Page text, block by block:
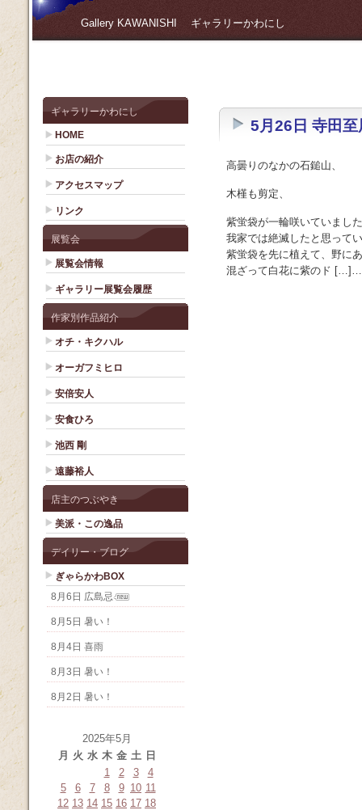
Gallery KAWANISHI ギャラリーかわにし
ギャラリーかわにし
HOME
お店の紹介
アクセスマップ
リンク
展覧会
展覧会情報
ギャラリー展覧会履歴
作家別作品紹介
オチ・キクハル
オーガフミヒロ
安倍安人
安食ひろ
池西 剛
遠藤裕人
店主のつぶやき
美派・この逸品
デイリー・ブログ
ぎゃらかわBOX
8月6日 広島忌
8月5日 暑い！
8月4日 喜雨
8月3日 暑い！
8月2日 暑い！
2025年5月
月
火 水 木 金 土 日
1 2 3
4
5
6 7 8 9 10 11
12 13 14 15 16 17 18
5月26日 寺田至
高曇りのなかの石鎚山、
木槿も剪定、
紫蛍袋が一輪咲いていまし
我家では絶滅したと思って
紫蛍袋を先に植えて、野に
混ざって白花に紫のド […]…